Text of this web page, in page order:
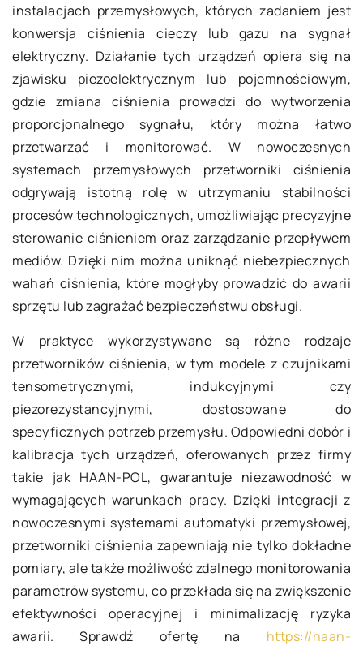
instalacjach przemysłowych, których zadaniem jest
konwersja ciśnienia cieczy lub gazu na sygnał
elektryczny. Działanie tych urządzeń opiera się na
zjawisku piezoelektrycznym lub pojemnościowym,
gdzie zmiana ciśnienia prowadzi do wytworzenia
proporcjonalnego sygnału, który można łatwo
przetwarzać i monitorować. W nowoczesnych
systemach przemysłowych przetworniki ciśnienia
odgrywają istotną rolę w utrzymaniu stabilności
procesów technologicznych, umożliwiając precyzyjne
sterowanie ciśnieniem oraz zarządzanie przepływem
mediów. Dzięki nim można uniknąć niebezpiecznych
wahań ciśnienia, które mogłyby prowadzić do awarii
sprzętu lub zagrażać bezpieczeństwu obsługi.
W praktyce wykorzystywane są różne rodzaje
przetworników ciśnienia, w tym modele z czujnikami
tensometrycznymi, indukcyjnymi czy
piezorezystancyjnymi, dostosowane do
specyficznych potrzeb przemysłu. Odpowiedni dobór i
kalibracja tych urządzeń, oferowanych przez firmy
takie jak HAAN-POL, gwarantuje niezawodność w
wymagających warunkach pracy. Dzięki integracji z
nowoczesnymi systemami automatyki przemysłowej,
przetworniki ciśnienia zapewniają nie tylko dokładne
pomiary, ale także możliwość zdalnego monitorowania
parametrów systemu, co przekłada się na zwiększenie
efektywności operacyjnej i minimalizację ryzyka
awarii. Sprawdź ofertę na https://haan-